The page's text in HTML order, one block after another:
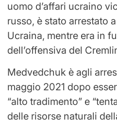
uomo d’affari ucraino
russo, è stato arrestato
Ucraina, mentre era in
dell’offensiva del
Medvedchuk è agli
maggio 2021 dopo
“alto tradimento” e
delle risorse naturali